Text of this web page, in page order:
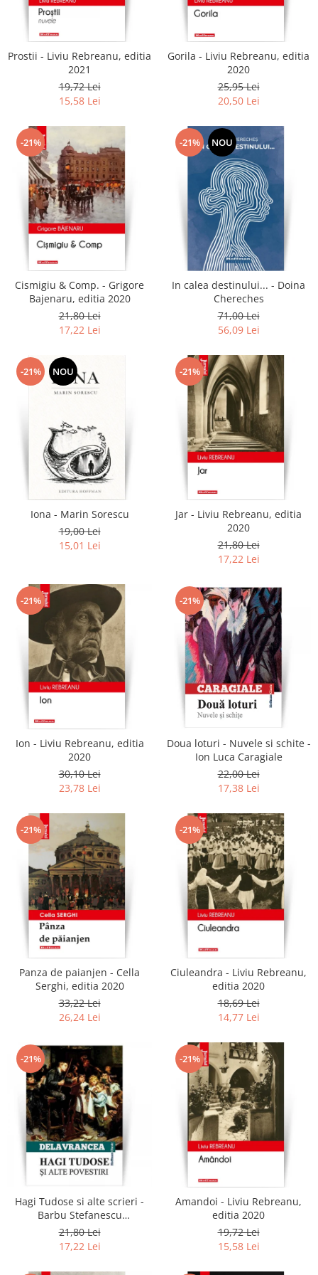
Literatura
Clasica
Contemporana
Universala
Non-fictiune
Calatorii
Memorii
Publicistica / Reportaje / Interviuri
Stiinte umaniste
Istorie
Sociologie si filozofie
Prostii - Liviu Rebreanu, editia
2021
19,72 Lei
15,58 Lei
Gorila - Liviu Rebreanu, editia
2020
25,95 Lei
20,50 Lei
-21%
Cismigiu & Comp. - Grigore
Bajenaru, editia 2020
21,80 Lei
17,22 Lei
-21% NOU
In calea destinului... - Doina
Chereches
71,00 Lei
56,09 Lei
-21% NOU
Iona - Marin Sorescu
19,00 Lei
15,01 Lei
-21%
Jar - Liviu Rebreanu, editia
2020
21,80 Lei
17,22 Lei
-21%
Ion - Liviu Rebreanu, editia
2020
30,10 Lei
23,78 Lei
-21%
Doua loturi - Nuvele si schite -
Ion Luca Caragiale
22,00 Lei
17,38 Lei
-21%
Panza de paianjen - Cella
Serghi, editia 2020
33,22 Lei
26,24 Lei
-21%
Ciuleandra - Liviu Rebreanu,
editia 2020
18,69 Lei
14,77 Lei
-21%
Hagi Tudose si alte scrieri -
Barbu Stefanescu
Delavrancea
21,80 Lei
17,22 Lei
-21%
Amandoi - Liviu Rebreanu,
editia 2020
19,72 Lei
15,58 Lei